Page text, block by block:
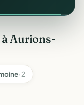
Aurions-
· 2